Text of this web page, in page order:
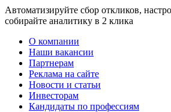
Автоматизируйте сбор откликов,
собирайте аналитику в 2 клика
О компании
Наши вакансии
Партнерам
Реклама на сайте
Новости и статьи
Инвесторам
Кандидаты по профессиям